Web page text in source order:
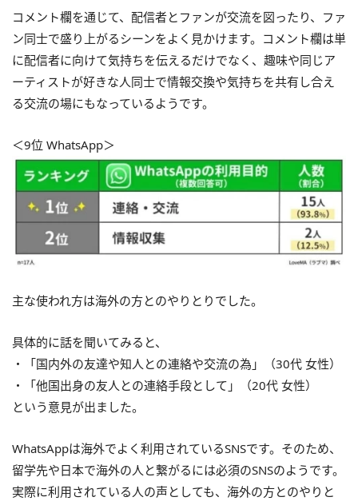
コメント欄を通じて、配信者とファンが交流を図ったり、ファ
ン同士で盛り上がるシーンをよく見かけます。コメント欄は単
に配信者に向けて気持ちを伝えるだけでなく、趣味や同じア
ーティストが好きな人同士で情報交換や気持ちを共有し合え
る交流の場にもなっているようです。
＜9位 WhatsApp＞
主な使われ方は海外の方とのやりとりでした。
具体的に話を聞いてみると、
・「国内外の友達や知人との連絡や交流の為」（30代 女性）
・「他国出身の友人との連絡手段として」（20代 女性）
という意見が出ました。
WhatsAppは海外でよく利用されているSNSです。そのため、
留学先や日本で海外の人と繋がるには必須のSNSのようです。
実際に利用されている人の声としても、海外の方とのやりと